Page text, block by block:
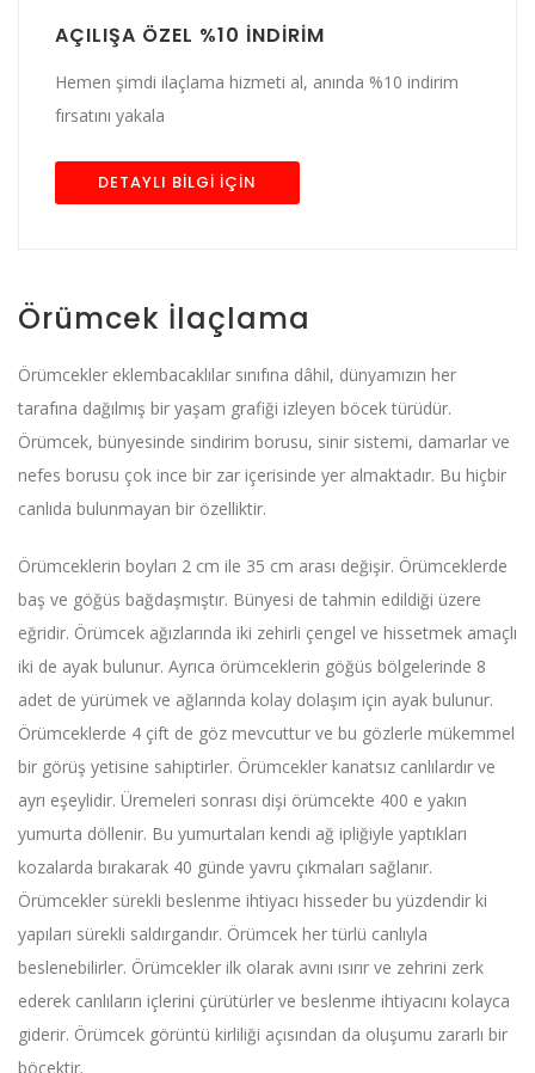
AÇILIŞA ÖZEL %10 İNDİRİM
Hemen şimdi ilaçlama hizmeti al, anında %10 indirim
fırsatını yakala
DETAYLI BİLGİ İÇİN
Örümcek İlaçlama
Örümcekler eklembacaklılar sınıfına dâhil, dünyamızın her
tarafına dağılmış bir yaşam grafiği izleyen böcek türüdür.
Örümcek, bünyesinde sindirim borusu, sinir sistemi, damarlar ve
nefes borusu çok ince bir zar içerisinde yer almaktadır. Bu hiçbir
canlıda bulunmayan bir özelliktir.
Örümceklerin boyları 2 cm ile 35 cm arası değişir. Örümceklerde
baş ve göğüs bağdaşmıştır. Bünyesi de tahmin edildiği üzere
eğridir. Örümcek ağızlarında iki zehirli çengel ve hissetmek amaçlı
iki de ayak bulunur. Ayrıca örümceklerin göğüs bölgelerinde 8
adet de yürümek ve ağlarında kolay dolaşım için ayak bulunur.
Örümceklerde 4 çift de göz mevcuttur ve bu gözlerle mükemmel
bir görüş yetisine sahiptirler. Örümcekler kanatsız canlılardır ve
ayrı eşeylidir. Üremeleri sonrası dişi örümcekte 400 e yakın
yumurta döllenir. Bu yumurtaları kendi ağ ipliğiyle yaptıkları
kozalarda bırakarak 40 günde yavru çıkmaları sağlanır.
Örümcekler sürekli beslenme ihtiyacı hisseder bu yüzdendir ki
yapıları sürekli saldırgandır. Örümcek her türlü canlıyla
beslenebilirler. Örümcekler ilk olarak avını ısırır ve zehrini zerk
ederek canlıların içlerini çürütürler ve beslenme ihtiyacını kolayca
giderir. Örümcek görüntü kirliliği açısından da oluşumu zararlı bir
böcektir.